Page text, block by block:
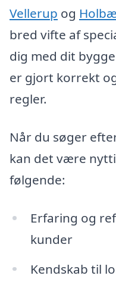
Vellerup og
bred vifte af
dig med dit
er gjort korrekt
regler.
Når du søger
kan det være
følgende:
Erfaring og
kunder
Kendskab til